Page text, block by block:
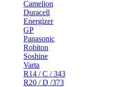
Camelion
Duracell
Energizer
GP
Panasonic
Robiton
Soshine
Varta
R14 / C / 343
R20 / D /373